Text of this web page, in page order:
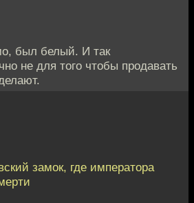
был белый. И так
не для того чтобы продавать
замок, где императора